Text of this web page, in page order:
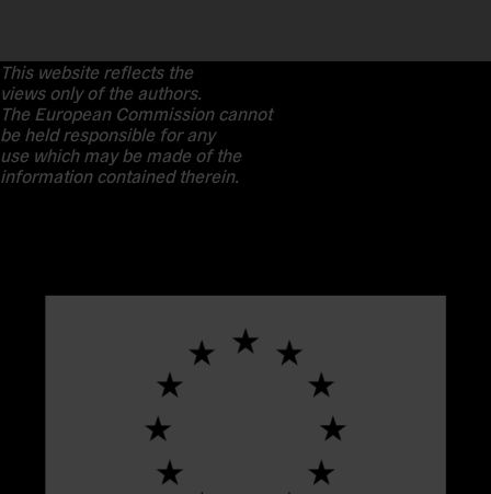
This website reflects the
views only of the authors.
The European Commission cannot
be held responsible for any
use which may be made of the
information contained therein.